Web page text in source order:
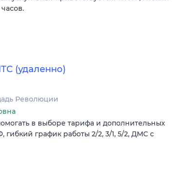
(удаленно)
Революции
в выборе тарифа и дополнительных
гибкий график работы 2/2, 3/1, 5/2, ДМС с